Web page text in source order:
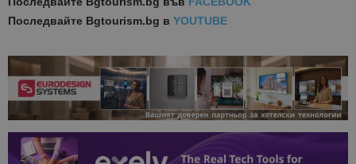
Последвайте Bgtourism.bg в YOUTUBE